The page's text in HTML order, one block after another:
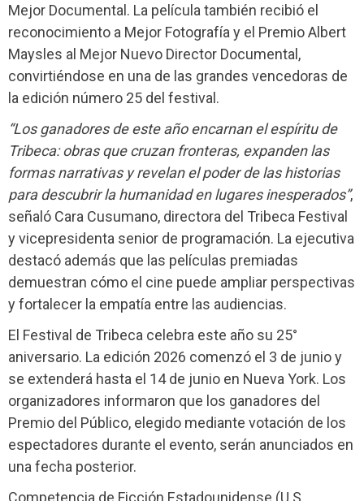
Mejor Documental. La película también recibió el
reconocimiento a Mejor Fotografía y el Premio Albert
Maysles al Mejor Nuevo Director Documental,
convirtiéndose en una de las grandes vencedoras de
la edición número 25 del festival.
“Los ganadores de este año encarnan el espíritu de
Tribeca: obras que cruzan fronteras, expanden las
formas narrativas y revelan el poder de las historias
para descubrir la humanidad en lugares inesperados”,
señaló Cara Cusumano, directora del Tribeca Festival
y vicepresidenta senior de programación. La ejecutiva
destacó además que las películas premiadas
demuestran cómo el cine puede ampliar perspectivas
y fortalecer la empatía entre las audiencias.
El Festival de Tribeca celebra este año su 25°
aniversario. La edición 2026 comenzó el 3 de junio y
se extenderá hasta el 14 de junio en Nueva York. Los
organizadores informaron que los ganadores del
Premio del Público, elegido mediante votación de los
espectadores durante el evento, serán anunciados en
una fecha posterior.
Competencia de Ficción Estadounidense (U.S.